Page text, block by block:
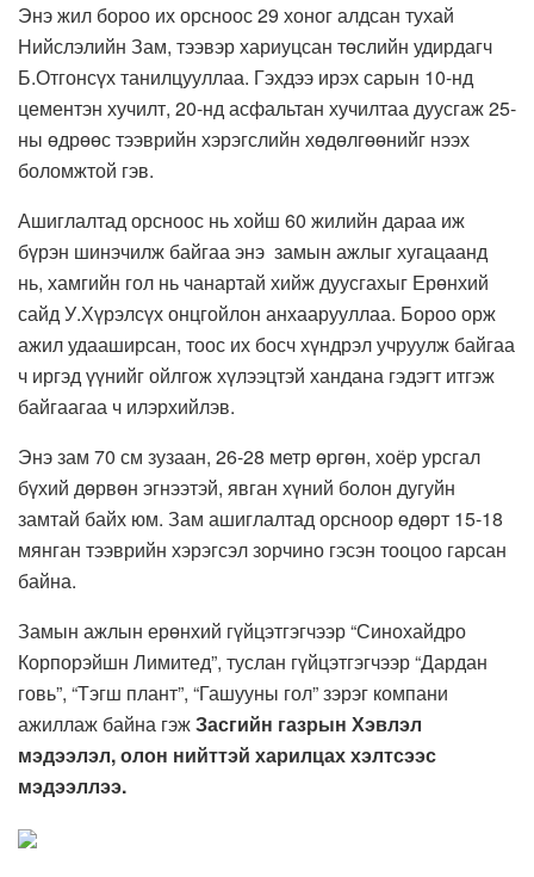
Энэ жил бороо их орсноос 29 хоног алдсан тухай
Нийслэлийн Зам, тээвэр хариуцсан төслийн удирдагч
Б.Отгонсүх танилцууллаа. Гэхдээ ирэх сарын 10-нд
цементэн хучилт, 20-нд асфальтан хучилтаа дуусгаж 25-
ны өдрөөс тээврийн хэрэгслийн хөдөлгөөнийг нээх
боломжтой гэв.
Ашиглалтад орсноос нь хойш 60 жилийн дараа иж
бүрэн шинэчилж байгаа энэ замын ажлыг хугацаанд
нь, хамгийн гол нь чанартай хийж дуусгахыг Ерөнхий
сайд У.Хүрэлсүх онцгойлон анхаарууллаа. Бороо орж
ажил удааширсан, тоос их босч хүндрэл учруулж байгаа
ч иргэд үүнийг ойлгож хүлээцтэй хандана гэдэгт итгэж
байгаагаа ч илэрхийлэв.
Энэ зам 70 см зузаан, 26-28 метр өргөн, хоёр урсгал
бүхий дөрвөн эгнээтэй, явган хүний болон дугуйн
замтай байх юм. Зам ашиглалтад орсноор өдөрт 15-18
мянган тээврийн хэрэгсэл зорчино гэсэн тооцоо гарсан
байна.
Замын ажлын ерөнхий гүйцэтгэгчээр “Синохайдро
Корпорэйшн Лимитед”, туслан гүйцэтгэгчээр “Дардан
говь”, “Тэгш плант”, “Гашууны гол” зэрэг компани
ажиллаж байна гэжЗасгийн газрын Хэвлэл
мэдээлэл, олон нийттэй харилцах хэлтсээс
мэдээллээ.